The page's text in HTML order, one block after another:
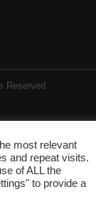
Reserved
most relevant
and repeat visits.
of ALL the
to provide a